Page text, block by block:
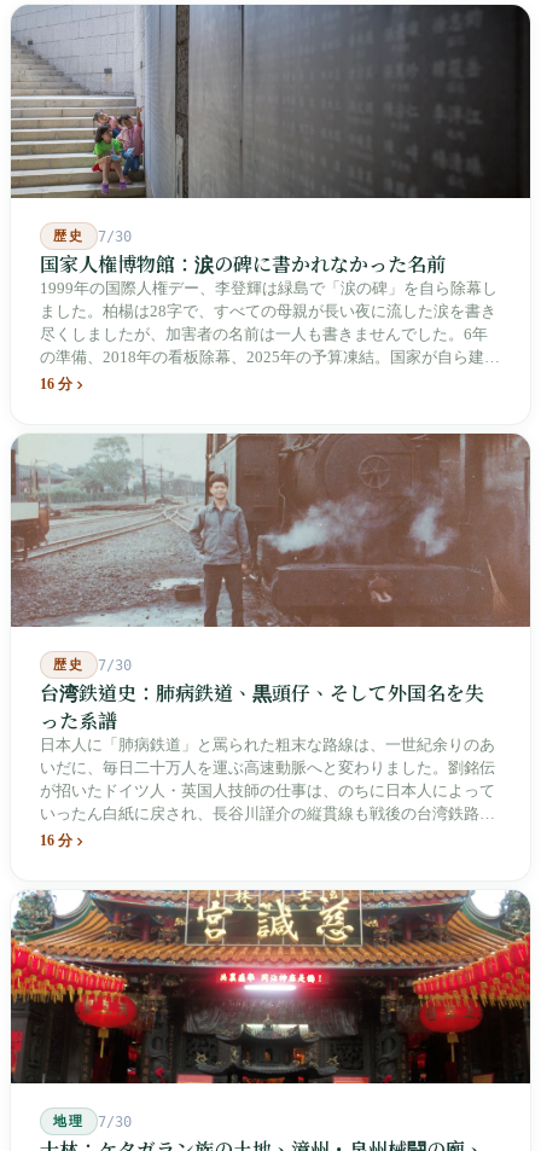
歴史 7/30
国家人権博物館：涙の碑に書かれなかった名前
1999年の国際人権デー、李登輝は緑島で「涙の碑」を自ら除幕し
ました。柏楊は28字で、すべての母親が長い夜に流した涙を書き
尽くしましたが、加害者の名前は一人も書きませんでした。6年
の準備、2018年の看板除幕、2025年の予算凍結。国家が自ら建
て、自らが行ったことを記念する博物館です。しかし解厳から39
16 分
歴史 7/30
台湾鉄道史：肺病鉄道、黒頭仔、そして外国名を失
った系譜
日本人に「肺病鉄道」と罵られた粗末な路線は、一世紀余りのあ
いだに、毎日二十万人を運ぶ高速動脈へと変わりました。劉銘伝
が招いたドイツ人・英国人技師の仕事は、のちに日本人によって
いったん白紙に戻され、長谷川謹介の縦貫線も戦後の台湾鉄路に
よって改名・改番されました。どの世代も前の世代の記録を脚注
治スローガン、そしてようやくプユマ・タロコの世代になって、
先住民族の地名が再びレールの上に敷き戻されたのです。
16 分
地理 7/30